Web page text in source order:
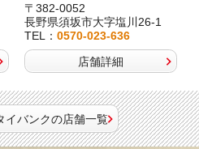
〒382-0052
長野県須坂市大字塩川26-1
TEL：0570-023-636
店舗詳細
イバンクの店舗一覧